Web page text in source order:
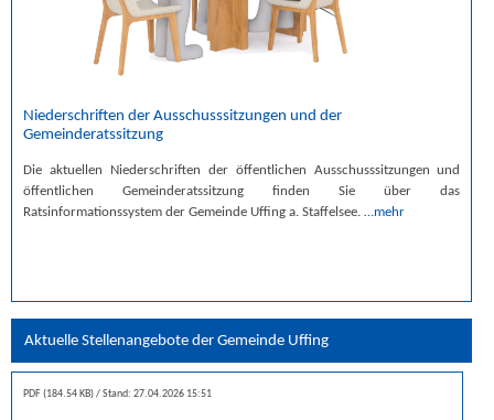
Niederschriften der Ausschusssitzungen und der
Gemeinderatssitzung
Die aktuellen Niederschriften der öffentlichen Ausschusssitzungen und
öffentlichen Gemeinderatssitzung finden Sie über das
Ratsinformationssystem der Gemeinde Uffing a. Staffelsee. …mehr
Aktuelle Stellenangebote der Gemeinde Uffing
PDF (184.54 KB) Stand: 27.04.2026 15:51